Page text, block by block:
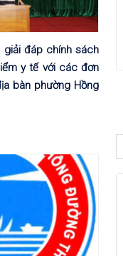
giải đáp chính sách
y tế với các đơn
bàn phường Hồng